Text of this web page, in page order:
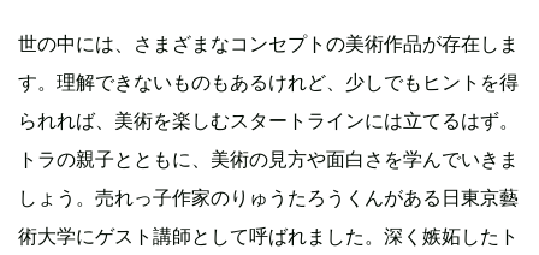
世の中には、さまざまなコンセプトの美術作品が存在しま
す。理解できないものもあるけれど、少しでもヒントを得
られれば、美術を楽しむスタートラインには立てるはず。
トラの親子とともに、美術の見方や面白さを学んでいきま
しょう。売れっ子作家のりゅうたろうくんがある日東京藝
術大学にゲスト講師として呼ばれました。深く嫉妬したト